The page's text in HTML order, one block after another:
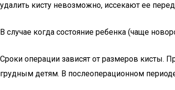
удалить кисту невозможно, иссекают ее
В случае когда состояние ребенка (чаще
Сроки операции зависят от размеров кисты.
грудным детям. В послеоперационном периоде